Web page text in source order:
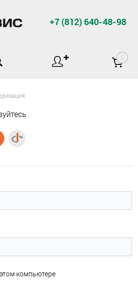
+7 (812) 640-48-98
✚ 0
компьютере